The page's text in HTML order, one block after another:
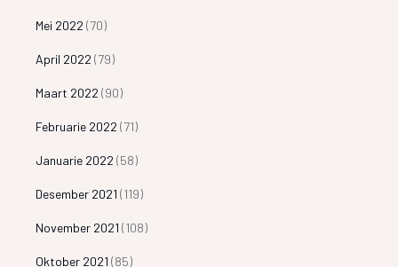
Mei 2022 (70)
April 2022 (79)
Maart 2022 (90)
Februarie 2022 (71)
Januarie 2022 (58)
Desember 2021 (119)
November 2021 (108)
Oktober 2021 (85)